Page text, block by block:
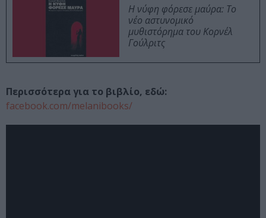
Η νύφη φόρεσε μαύρα: Το
νέο αστυνομικό
μυθιστόρημα του Κορνέλ
Γούλριτς
Περισσότερα για το βιβλίο, εδώ:
facebook.com/melanibooks/